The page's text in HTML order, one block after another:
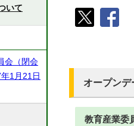
オープンデ
教育産業委
いて
会（閉会
1月21日